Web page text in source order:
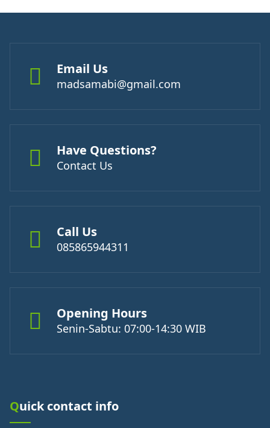
Email Us
madsamabi@gmail.com
Have Questions?
Contact Us
Call Us
085865944311
Opening Hours
Senin-Sabtu: 07:00-14:30 WIB
Quick contact info